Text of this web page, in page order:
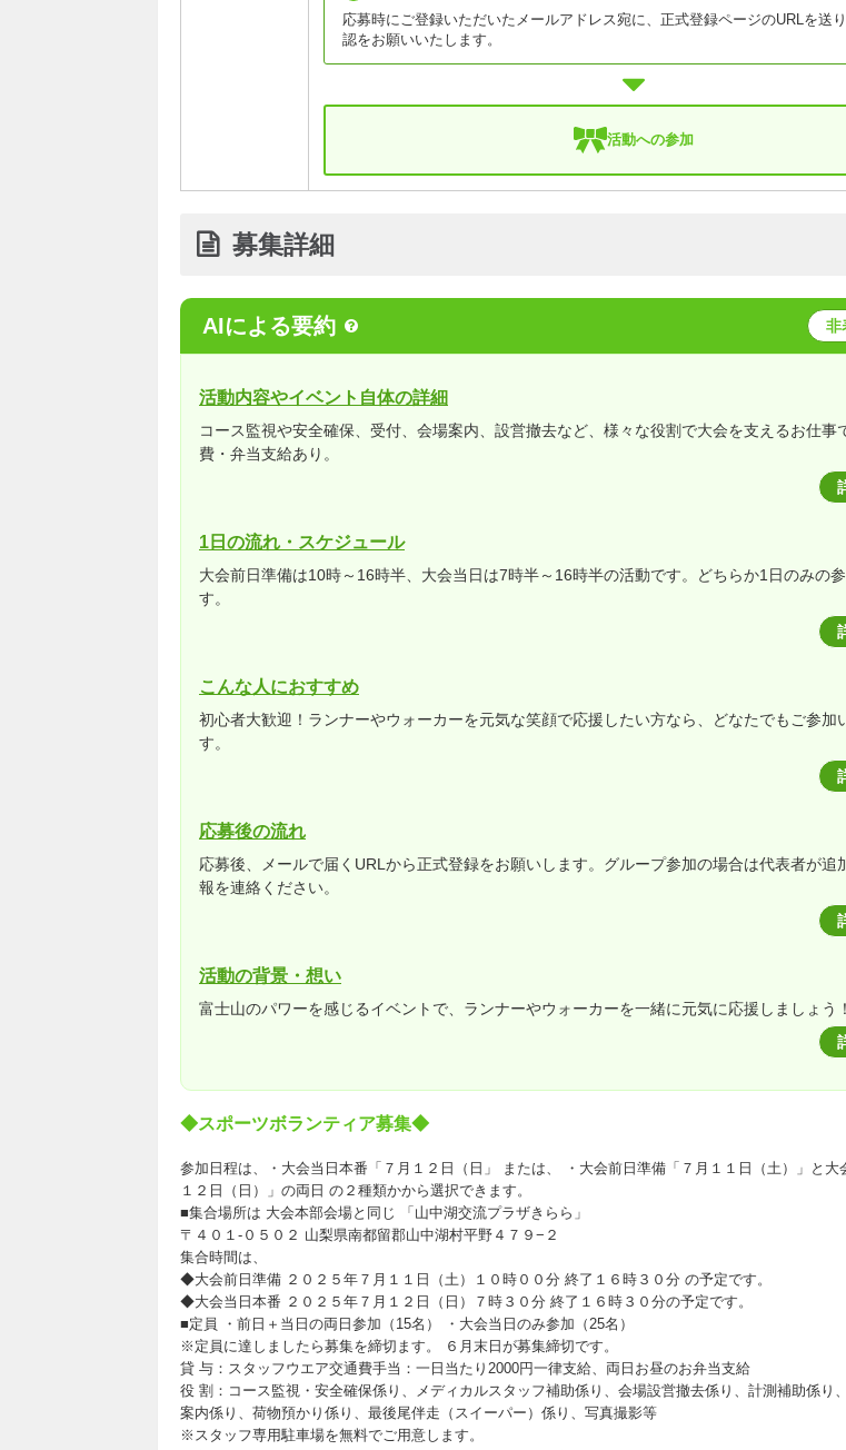
応募時にご登録いただいたメールアドレス宛に、正式登録ページのURLを送
認をお願いいたします。
活動への参加
募集詳細
AIによる要約 非
活動内容やイベント自体の詳細
コース監視や安全確保、受付、会場案内、設営撤去など、様々な役割で大会を支えるお仕事
費・弁当支給あり。
1日の流れ・スケジュール
大会前日準備は10時～16時半、大会当日は7時半～16時半の活動です。どちらか1日のみの
す。
こんな人におすすめ
初心者大歓迎！ランナーやウォーカーを元気な笑顔で応援したい方なら、どなたでもご参加
す。
応募後の流れ
応募後、メールで届くURLから正式登録をお願いします。グループ参加の場合は代表者が追
報を連絡ください。
活動の背景・想い
富士山のパワーを感じるイベントで、ランナーやウォーカーを一緒に元気に応援しましょう！
◆スポーツボランティア募集◆
参加日程は、・大会当日本番「７月１２日（日」 または、 ・大会前日準備「７月１１日（土）」と大
１２日（日）」の両日 の２種類かから選択できます。
■集合場所は 大会本部会場と同じ 「山中湖交流プラザきらら」
〒４０１-０５０２ 山梨県南都留郡山中湖村平野４７９−２
集合時間は、
◆大会前日準備 ２０２５年７月１１日（土）１０時００分 終了１６時３０分 の予定です。
◆大会当日本番 ２０２５年７月１２日（日）７時３０分 終了１６時３０分の予定です。
■定員 ・前日＋当日の両日参加（15名） ・大会当日のみ参加（25名）
※定員に達しましたら募集を締切ます。 ６月末日が募集締切です。
貸 与：スタッフウエア交通費手当：一日当たり2000円一律支給、両日お昼のお弁当支給
役 割：コース監視・安全確保係り、メディカルスタッフ補助係り、会場設営撤去係り、計測補助係り
案内係り、荷物預かり係り、最後尾伴走（スイーパー）係り、写真撮影等
※スタッフ専用駐車場を無料でご用意します。